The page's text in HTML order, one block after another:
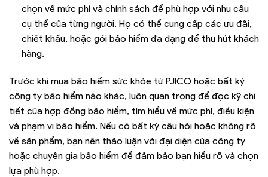
chọn về mức phí và chính sách để phù hợp với nhu cầu
cụ thể của từng người. Họ có thể cung cấp các ưu đãi,
chiết khấu, hoặc gói bảo hiểm đa dạng để thu hút khách
hàng.
Trước khi mua bảo hiểm sức khỏe từ PJICO hoặc bất kỳ
công ty bảo hiểm nào khác, luôn quan trọng để đọc kỹ chi
tiết của hợp đồng bảo hiểm, tìm hiểu về mức phí, điều kiện
và phạm vi bảo hiểm. Nếu có bất kỳ câu hỏi hoặc không rõ
về sản phẩm, bạn nên thảo luận với đại diện của công ty
hoặc chuyên gia bảo hiểm để đảm bảo bạn hiểu rõ và chọn
lựa phù hợp.